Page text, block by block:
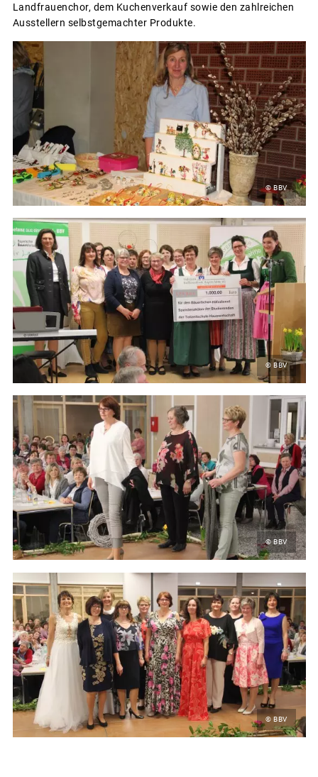
Landfrauenchor, dem Kuchenverkauf sowie den zahlreichen
Ausstellern selbstgemachter Produkte.
© BBV
© BBV
© BBV
© BBV